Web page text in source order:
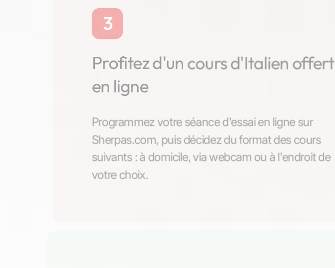
3
Profitez d'un cours d'Italien offert
en ligne
Programmez votre séance d'essai en ligne sur
Sherpas.com, puis décidez du format des cours
suivants : à domicile, via webcam ou à l'endroit de
votre choix.